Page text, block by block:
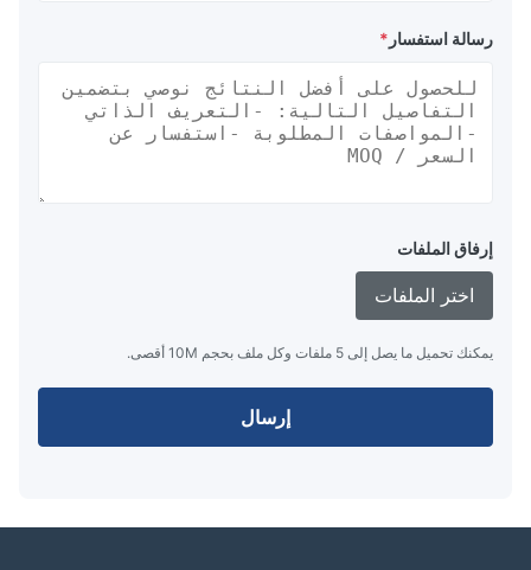
رسالة استفسار*
إرفاق الملفات
اختر الملفات
يمكنك تحميل ما يصل إلى 5 ملفات وكل ملف بحجم 10M أقصى.
إرسال